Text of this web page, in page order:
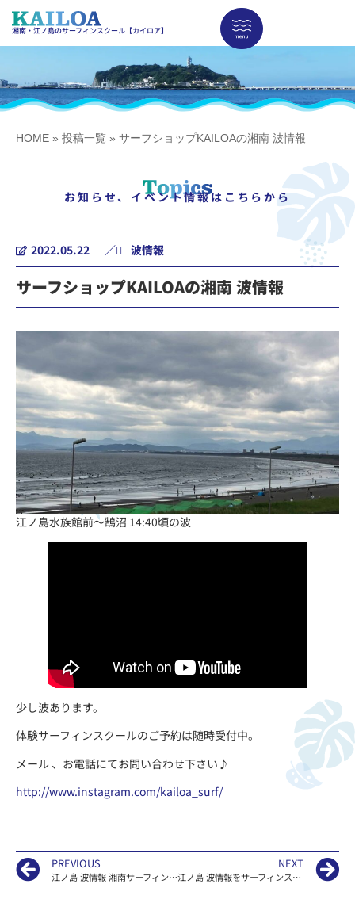
湘南・江ノ島のサーフィンスクール【カイロア】
HOME » 投稿一覧 » サーフショップKAILOAの湘南 波情報
お知らせ、イベント情報はこちらから
2022.05.22 ／ 波情報
サーフショップKAILOAの湘南 波情報
江ノ島水族館前〜鵠沼 14:40頃の波
少し波あります。
体験サーフィンスクールのご予約は随時受付中。
メール 、お電話にてお問い合わせ下さい♪
http://www.instagram.com/kailoa_surf/
PREVIOUS
江ノ島 波情報 湘南サーフィンスクールKAILOA
NEXT
江ノ島 波情報をサーフィンスクールKAILOAがお届け